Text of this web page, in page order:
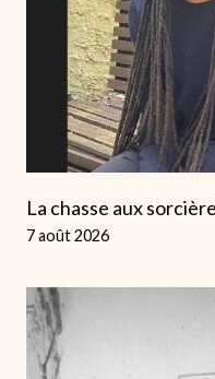
La chasse aux
7 août 2026